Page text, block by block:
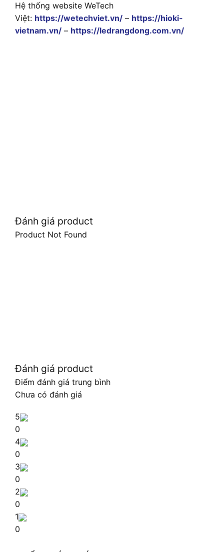
Hệ thống website WeTech
Việt: https://wetechviet.vn/ – https://hioki-
vietnam.vn/ – https://ledrangdong.com.vn/
Đánh giá product
Product Not Found
Đánh giá product
Điểm đánh giá trung bình
Chưa có đánh giá
5
0
4
0
3
0
2
0
1
0